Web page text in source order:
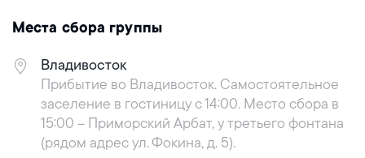
Места сбора группы
Владивосток
Прибытие во Владивосток. Самостоятельное
заселение в гостиницу с 14:00. Место сбора в
15:00 – Приморский Арбат, у третьего фонтана
(рядом адрес ул. Фокина, д. 5).